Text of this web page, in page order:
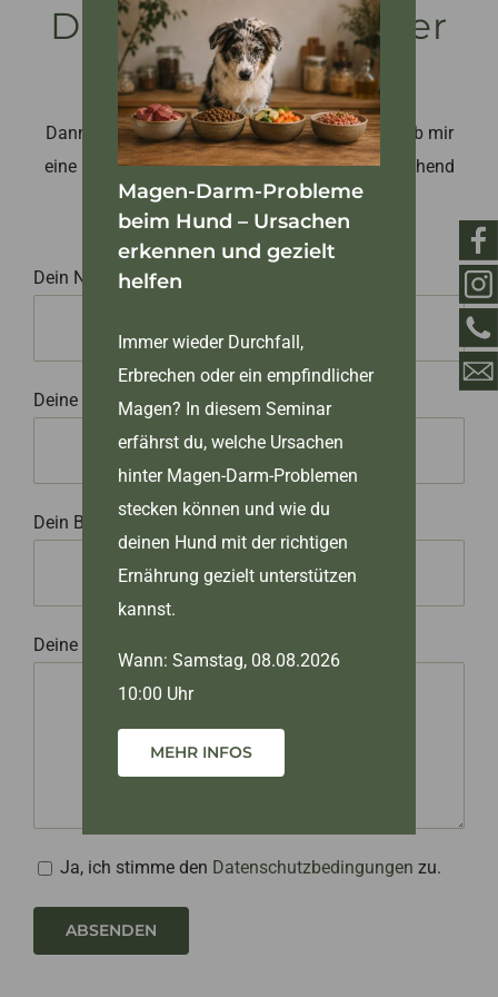
Kontakt
Login
Du hast Fragen oder
Anmerkungen?
Dann nutze gerne mein Kontaktformular, schreib mir
eine Nachricht und ich melde mich bei dir umgehend
zurück.
Dein Name
Deine E-Mail-Adresse
Dein Betreff
Deine Nachricht (optional)
Ja, ich stimme den Datenschutzbedingungen zu.
Magen-Darm-Probleme
beim Hund – Ursachen
erkennen und gezielt
helfen
Immer wieder Durchfall,
Erbrechen oder ein empfindlicher
Magen? In diesem Seminar
erfährst du, welche Ursachen
hinter Magen-Darm-Problemen
stecken können und wie du
deinen Hund mit der richtigen
Ernährung gezielt unterstützen
kannst.
Wann: Samstag, 08.08.2026
10:00 Uhr
MEHR INFOS